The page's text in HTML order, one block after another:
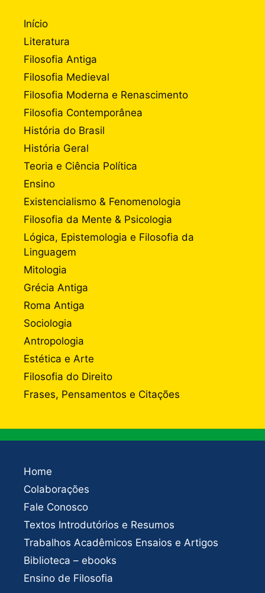
Início
Literatura
Filosofia Antiga
Filosofia Medieval
Filosofia Moderna e Renascimento
Filosofia Contemporânea
História do Brasil
História Geral
Teoria e Ciência Política
Ensino
Existencialismo & Fenomenologia
Filosofia da Mente & Psicologia
Lógica, Epistemologia e Filosofia da
Linguagem
Mitologia
Grécia Antiga
Roma Antiga
Sociologia
Antropologia
Estética e Arte
Filosofia do Direito
Frases, Pensamentos e Citações
Home
Colaborações
Fale Conosco
Textos Introdutórios e Resumos
Trabalhos Acadêmicos Ensaios e Artigos
Biblioteca – ebooks
Ensino de Filosofia